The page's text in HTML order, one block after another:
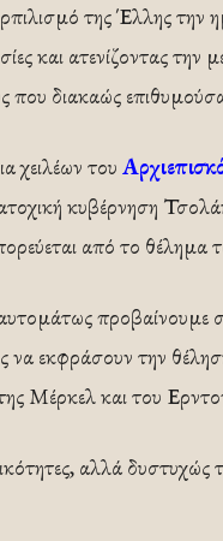
της Έλλης
και ατενίζοντας
που διακαώς
χειλέων του
κυβέρνηση
από το θέλημα
προβαίνουμε
να εκφράσουν την
Μέρκελ και του
αλλά δυστυχώς